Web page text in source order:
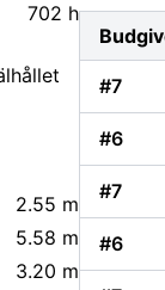
702 h
2.55 m
5.58 m
3.20 m
#7
#6
#7
#6